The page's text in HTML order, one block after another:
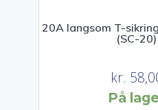
20A langsom T-
(SC-20)
kr.
På